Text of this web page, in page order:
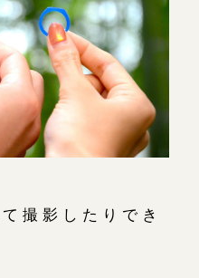
撮影したりでき